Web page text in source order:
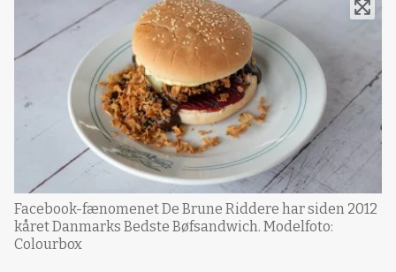
Facebook-fænomenet De Brune Riddere har siden 2012
kåret Danmarks Bedste Bøfsandwich. Modelfoto:
Colourbox